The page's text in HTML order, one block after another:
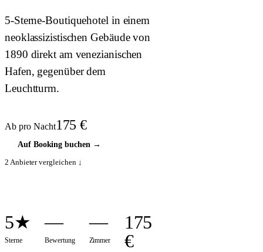
5-Sterne-Boutiquehotel in einem
neoklassizistischen Gebäude von
1890 direkt am venezianischen
Hafen, gegenüber dem
Leuchtturm.
Ab pro Nacht175 €
Auf Booking buchen→
2 Anbieter vergleichen ↓
5★
Sterne
—
Bewertung
—
Zimmer
175
€